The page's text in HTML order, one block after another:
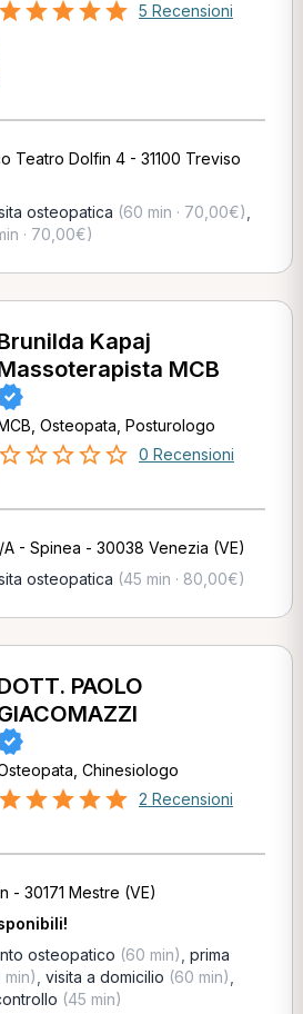
5 Recensioni
Teatro Dolfin 4 - 31100 Treviso
osteopatica (60 min · 70,00€)
· 70,00€)
Kapaj
MCB
Osteopata, Posturologo
0 Recensioni
A - Spinea - 30038 Venezia (VE)
osteopatica (45 min · 80,00€)
PAOLO
Chinesiologo
2 Recensioni
- 30171 Mestre (VE)
osteopatico (60 min) prima
min) visita a domicilio (60 min)
(45 min)